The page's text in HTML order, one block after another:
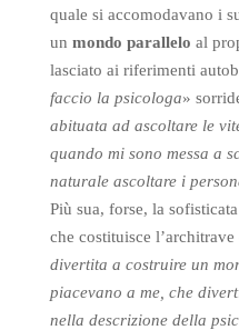
quale si accomodavano i
un mondo parallelo al
lasciato ai riferimenti
faccio la psicologa»
abituata ad ascoltare le
quando mi sono messa a
naturale ascoltare i
Più sua, forse, la
che costituisce
divertita a costruire un
piacevano a me, che
nella descrizione della